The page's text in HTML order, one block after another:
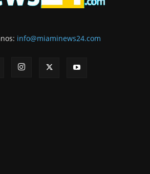
info@miaminews24.com